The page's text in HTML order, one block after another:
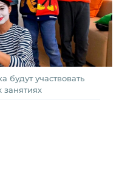
участвовать
занятиях